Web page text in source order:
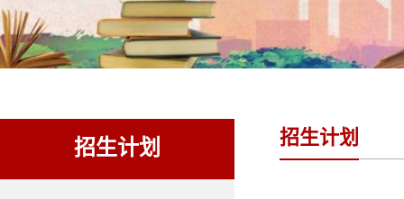
招生计划 招生计划